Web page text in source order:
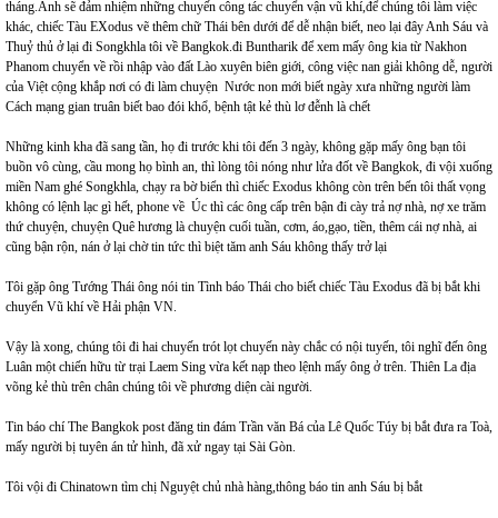
tháng.Anh sẽ đảm nhiệm những chuyến công tác chuyển vận vũ khí,để chúng tôi làm việc
khác, chiếc Tàu EXodus vẽ thêm chữ Thái bên dưới để dễ nhận biết, neo lại đây Anh Sáu và
Thuỷ thủ ở lại đi Songkhla tôi về Bangkok.đi Buntharik để xem mấy ông kia từ Nakhon
Phanom chuyển về rồi nhập vào đất Lào xuyên biên giới, công việc nan giải không dễ, người
của Việt cộng khắp nơi có đi làm chuyện Nước non mới biết ngày xưa những người làm
Cách mạng gian truân biết bao đói khổ, bệnh tật kẻ thù lơ đễnh là chết
Những kinh kha đã sang tần, họ đi trước khi tôi đến 3 ngày, không gặp mấy ông bạn tôi
buồn vô cùng, cầu mong họ bình an, thì lòng tôi nóng như lửa đốt về Bangkok, đi vội xuống
miền Nam ghé Songkhla, chạy ra bờ biển thì chiếc Exodus không còn trên bến tôi thất vọng
không có lệnh lạc gì hết, phone về Úc thì các ông cấp trên bận đi cày trả nợ nhà, nợ xe trăm
thứ chuyện, chuyện Quê hương là chuyện cuối tuần, cơm, áo,gạo, tiền, thêm cái nợ nhà, ai
cũng bận rộn, nán ở lại chờ tin tức thì biệt tăm anh Sáu không thấy trở lại
Tôi gặp ông Tướng Thái ông nói tin Tình báo Thái cho biết chiếc Tàu Exodus đã bị bắt khi
chuyển Vũ khí về Hải phận VN.
Vậy là xong, chúng tôi đi hai chuyến trót lọt chuyến này chắc có nội tuyến, tôi nghĩ đến ông
Luân một chiến hữu từ trại Laem Sing vừa kết nạp theo lệnh mấy ông ở trên. Thiên La địa
võng kẻ thù trên chân chúng tôi về phương diện cài người.
Tin báo chí The Bangkok post đăng tin đám Trần văn Bá của Lê Quốc Túy bị bắt đưa ra Toà,
mấy người bị tuyên án tử hình, đã xử ngay tại Sài Gòn.
Tôi vội đi Chinatown tìm chị Nguyệt chủ nhà hàng,thông báo tin anh Sáu bị bắt